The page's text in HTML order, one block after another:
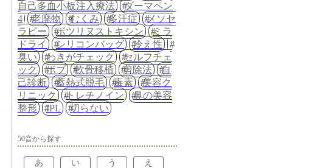
自己多血小板注入療法
ダーマペン
4
老廃物 むくみ 多汗症
メソセ
ラピー
ボツリヌストキシン
ミラ
ドライ
シリコンバッグ
冷え性
臭い
わきがチェック
セルフチェ
ック
ボブ 軟骨移植 剪除法
自
己診断
蓄熱式脱毛 毒素
美容ク
リニック
トレチノイン
鼻の美容
整形
IPL 切らない
50音から探す
あ い う
え